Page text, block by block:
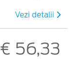
Vezi detalii
€ 56,33